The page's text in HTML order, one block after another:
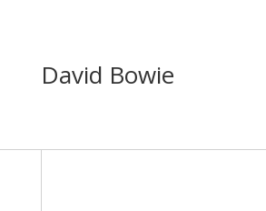
David Bowie